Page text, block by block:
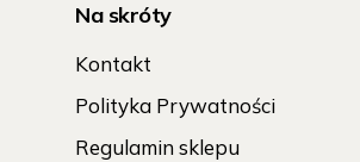
Na skróty
Kontakt
Polityka Prywatności
Regulamin sklepu